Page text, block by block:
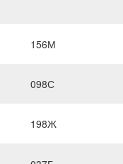
156М
098С
198Ж